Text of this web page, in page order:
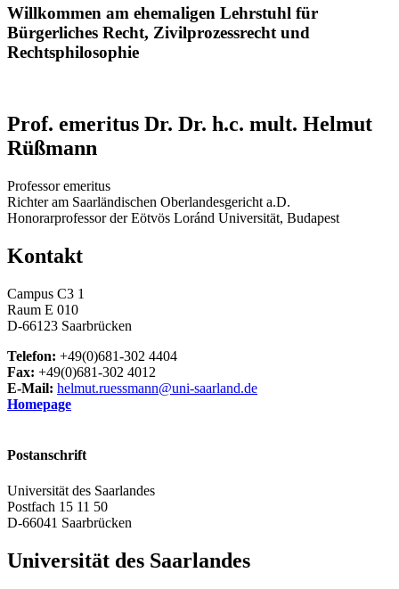
Willkommen am ehemaligen Lehrstuhl für
Bürgerliches Recht, Zivilprozessrecht und
Rechtsphilosophie
Prof. emeritus Dr. Dr. h.c. mult. Helmut
Rüßmann
Professor emeritus
Richter am Saarländischen Oberlandesgericht a.D.
Honorarprofessor der Eötvös Loránd Universität, Budapest
Kontakt
Campus C3 1
Raum E 010
D-66123 Saarbrücken
Telefon: +49(0)681-302 4404
Fax: +49(0)681-302 4012
E-Mail: helmut.ruessmann@uni-saarland.de
Homepage
Postanschrift
Universität des Saarlandes
Postfach 15 11 50
D-66041 Saarbrücken
Universität des Saarlandes